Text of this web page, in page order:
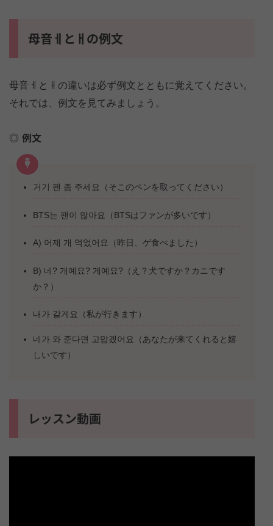
母音ㅔとㅐの例文
母音ㅔとㅐの違いは必ず例文とともに覚えてください。
それでは、例文を見てみましょう。
例文
거기 펜 좀 주세요（そこのペンを取ってください）
BTS는 팬이 많아요（BTSはファンが多いです）
A) 어제 개 먹었어요（昨日、ゲ食べました）
B) 네? 개예요? 게예요?（え？犬ですか？カニです
か？）
내가 갈게요（私が行きます）
네가 와 준다면 고맙겠어요（あなたが来てくれると嬉
しいです）
レッスン動画